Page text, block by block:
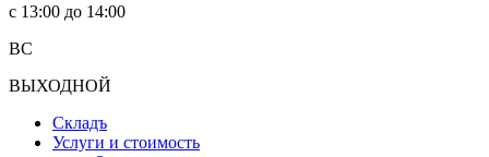
с 13:00 до 14:00
ВС
ВЫХОДНОЙ
Складъ
Услуги и стоимость